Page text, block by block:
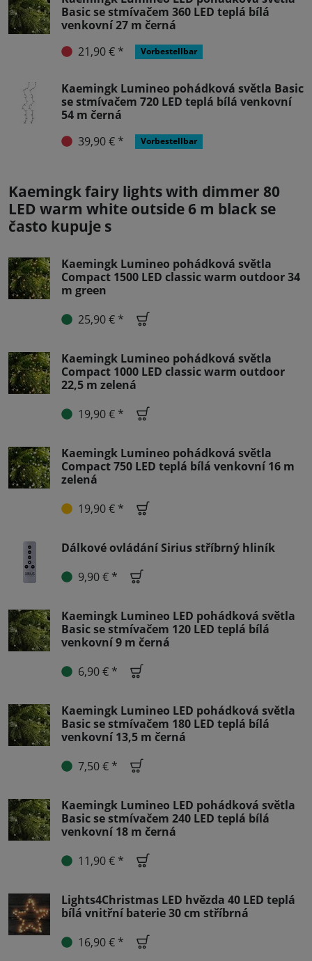
Basic se stmívačem 360 LED teplá bílá
venkovní 27 m černá
21,90 € *
Vorbestellbar
Kaemingk Lumineo pohádková světla Basic
se stmívačem 720 LED teplá bílá venkovní
54 m černá
39,90 € *
Vorbestellbar
Kaemingk fairy lights with dimmer 80
LED warm white outside 6 m black se
často kupuje s
Kaemingk Lumineo pohádková světla
Compact 1500 LED classic warm outdoor 34
m green
25,90 € *
Kaemingk Lumineo pohádková světla
Compact 1000 LED classic warm outdoor
22,5 m zelená
19,90 € *
Kaemingk Lumineo pohádková světla
Compact 750 LED teplá bílá venkovní 16 m
zelená
19,90 € *
Dálkové ovládání Sirius stříbrný hliník
9,90 € *
Kaemingk Lumineo LED pohádková světla
Basic se stmívačem 120 LED teplá bílá
venkovní 9 m černá
6,90 € *
Kaemingk Lumineo LED pohádková světla
Basic se stmívačem 180 LED teplá bílá
venkovní 13,5 m černá
7,50 € *
Kaemingk Lumineo LED pohádková světla
Basic se stmívačem 240 LED teplá bílá
venkovní 18 m černá
11,90 € *
Lights4Christmas LED hvězda 40 LED teplá
bílá vnitřní baterie 30 cm stříbrná
16,90 € *